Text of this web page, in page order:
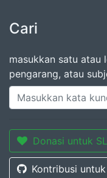
Cari
masukkan satu atau
pengarang, atau
Donasi untuk
Kontribusi